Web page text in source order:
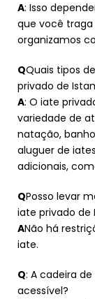
A: Isso
que você
organizamos
QQuais tipos
privado de
A: O iate
variedade de
natação,
aluguer de
adicionais,
QPosso levar
iate privado de
ANão há
iate.
Q: A cadeira
acessível?